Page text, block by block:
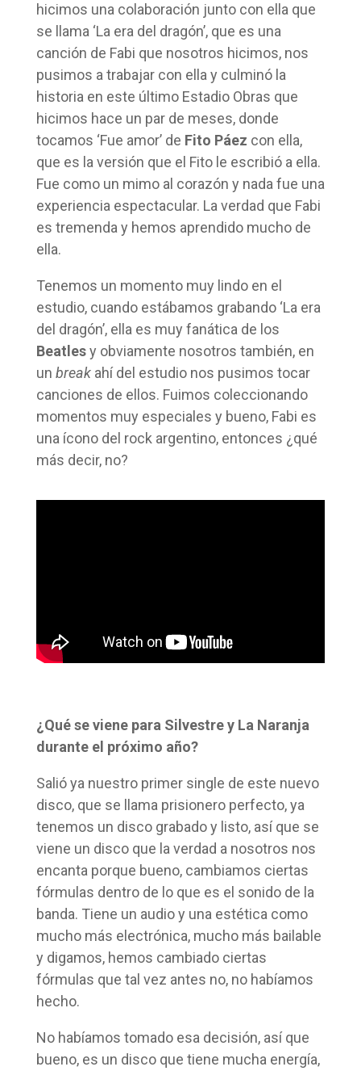
hicimos una colaboración junto con ella que
se llama ‘La era del dragón’, que es una
canción de Fabi que nosotros hicimos, nos
pusimos a trabajar con ella y culminó la
historia en este último Estadio Obras que
hicimos hace un par de meses, donde
tocamos ‘Fue amor’ de Fito Páez con ella,
que es la versión que el Fito le escribió a ella.
Fue como un mimo al corazón y nada fue una
experiencia espectacular. La verdad que Fabi
es tremenda y hemos aprendido mucho de
ella.
Tenemos un momento muy lindo en el
estudio, cuando estábamos grabando ‘La era
del dragón’, ella es muy fanática de los
Beatlesy obviamente nosotros también, en
un breakahí del estudio nos pusimos tocar
canciones de ellos. Fuimos coleccionando
momentos muy especiales y bueno, Fabi es
una ícono del rock argentino, entonces ¿qué
más decir, no?
¿Qué se viene para Silvestre y La Naranja
durante el próximo año?
Salió ya nuestro primer single de este nuevo
disco, que se llama prisionero perfecto, ya
tenemos un disco grabado y listo, así que se
viene un disco que la verdad a nosotros nos
encanta porque bueno, cambiamos ciertas
fórmulas dentro de lo que es el sonido de la
banda. Tiene un audio y una estética como
mucho más electrónica, mucho más bailable
y digamos, hemos cambiado ciertas
fórmulas que tal vez antes no, no habíamos
hecho.
No habíamos tomado esa decisión, así que
bueno, es un disco que tiene mucha energía,